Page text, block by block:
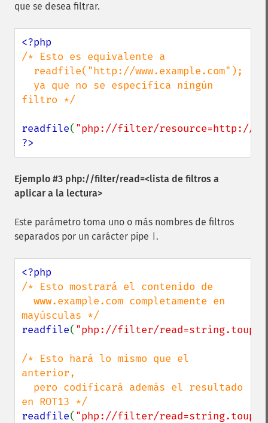
que se desea filtrar.
/* Esto es equivalente a
filtro */
readfile( "php://filter/resource=http://
?>
Ejemplo #3 php://filter/read=<lista de filtros a
aplicar a la lectura>
Este parámetro toma uno o más nombres de filtros
separados por un carácter pipe
.
/* Esto mostrará el contenido de
readfile( "php://filter/
/* Esto hará lo mismo que el
anterior,
readfile( "php://filter/